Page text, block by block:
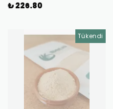
₺ 226.80
Tükendi